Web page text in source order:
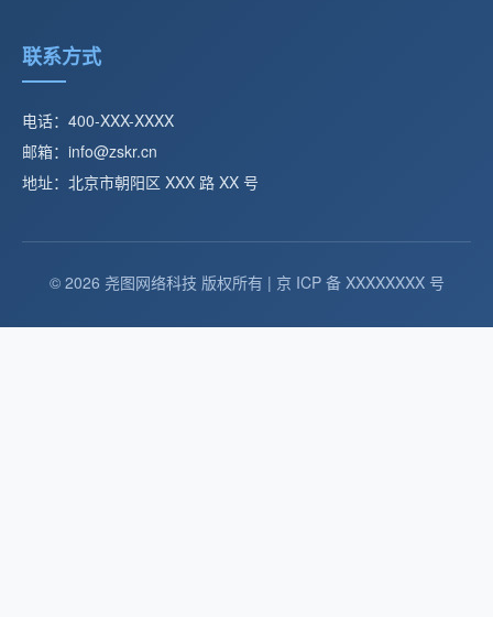
联系方式
电话：400-XXX-XXXX
邮箱：info@zskr.cn
地址：北京市朝阳区 XXX 路 XX 号
© 2026 尧图网络科技 版权所有 | 京 ICP 备 XXXXXXXX 号